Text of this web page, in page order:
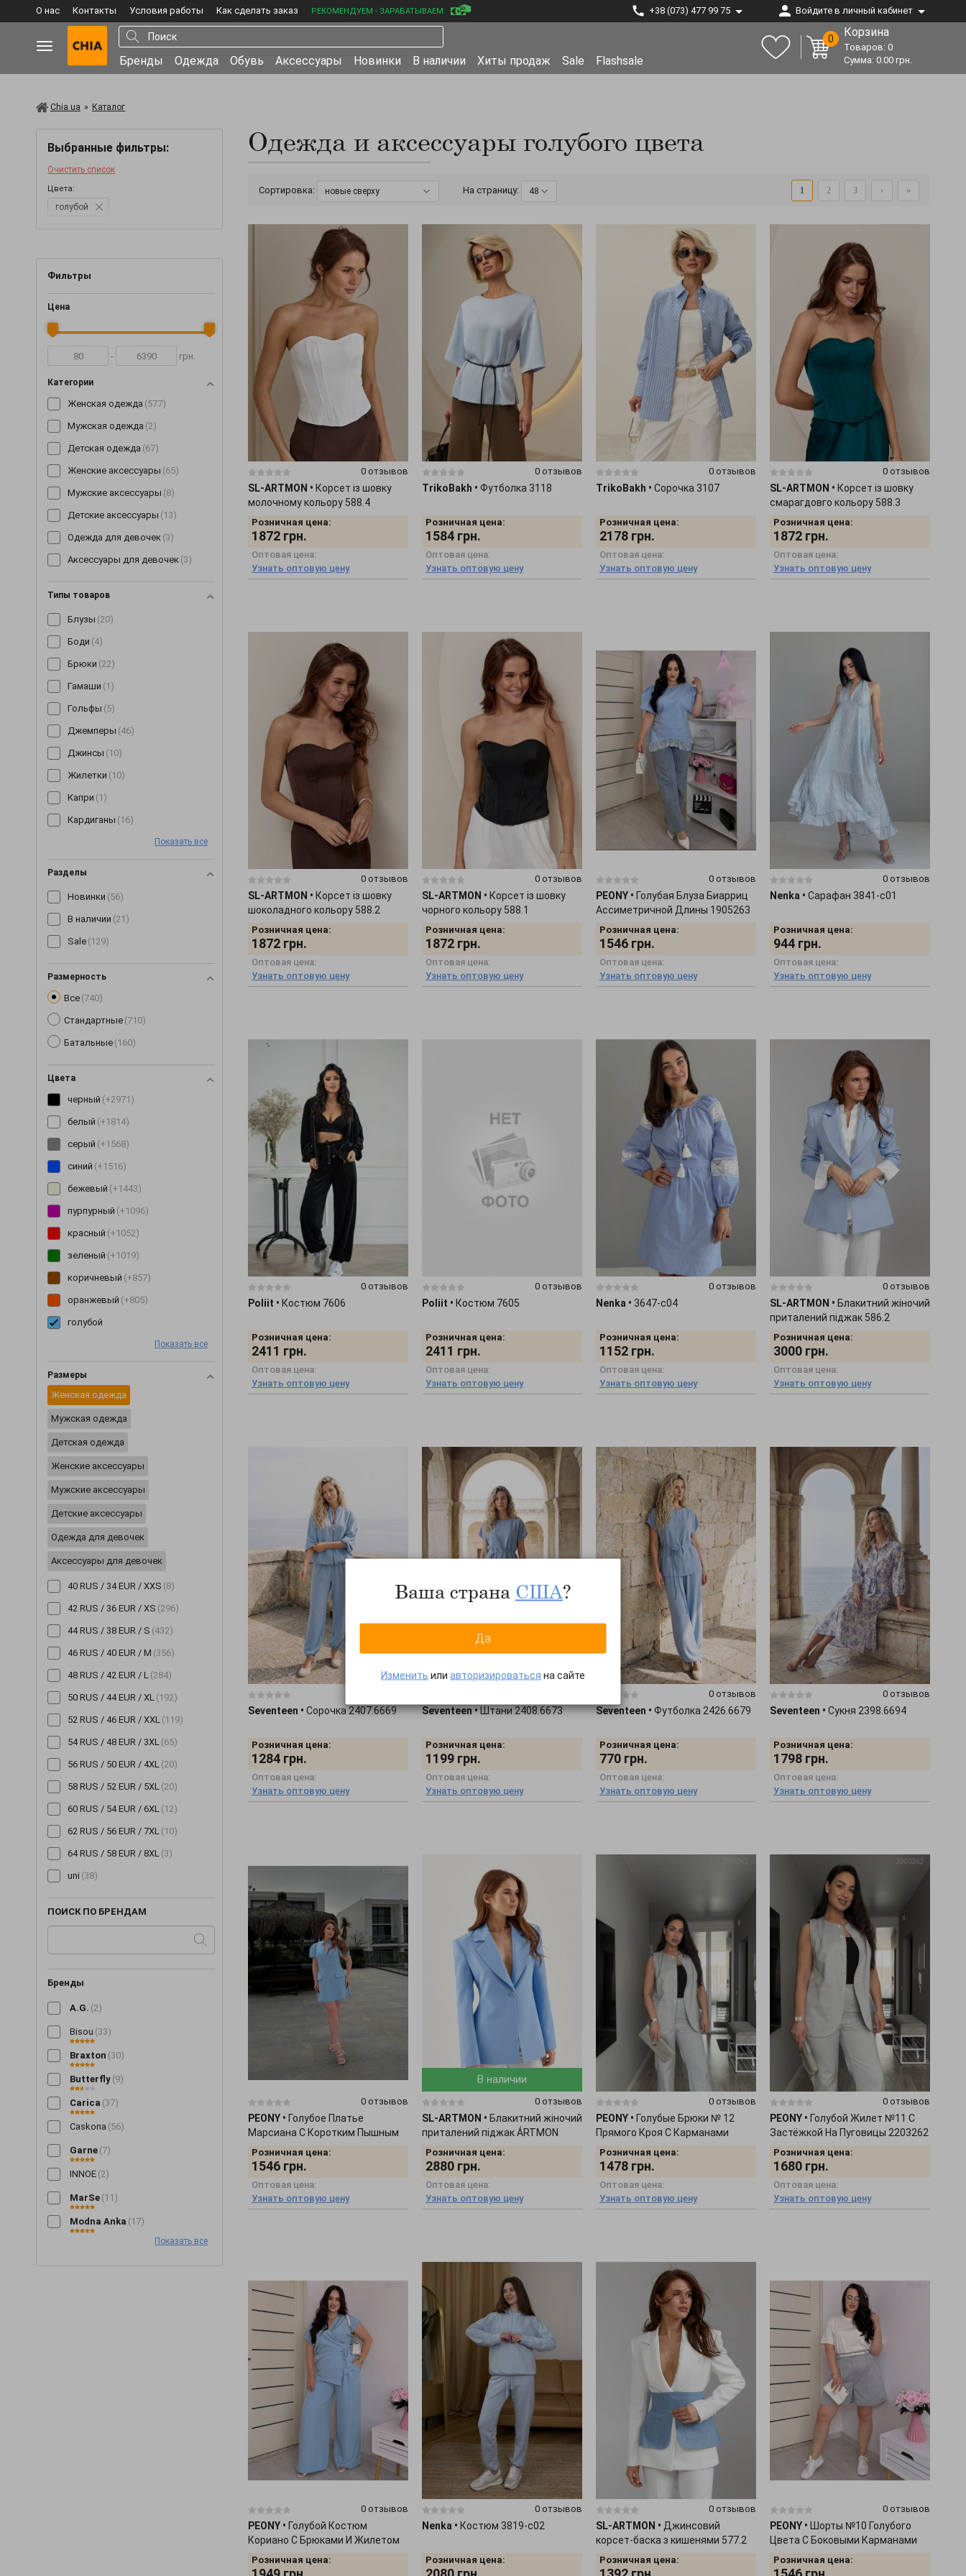
О нас Контакты Условия работы Как сделать заказ РЕКОМЕНДУЕМ - ЗАРАБАТЫВАЕМ +38 (073) 477 99 75 Войдите в личный кабинет
Бренды Одежда Обувь Аксессуары Новинки В наличии Хиты продаж Sale Flashsale
0 Корзина
Товаров: 0
Сумма: 0.00 грн.
Chia.ua » Каталог
Выбранные фильтры:
Очистить список
Цвета:
голубой
Фильтры
Цена
- грн.
Категории
Женская одежда (577)
Мужская одежда (2)
Детская одежда (67)
Женские аксессуары (65)
Мужские аксессуары (8)
Детские аксессуары (13)
Одежда для девочек (3)
Аксессуары для девочек (3)
Типы товаров
Блузы (20)
Боди (4)
Брюки (22)
Гамаши (1)
Гольфы (5)
Джемперы (46)
Джинсы (10)
Жилетки (10)
Капри (1)
Кардиганы (16)
Кофты(3)
Куртки (10)
Леггинсы (1)
Майки (4)
Нижнее белье(4)
Футболки
Худи (2)
Шали и шарфы
Шапки (53)
Шорты(9)
Юбки (15)
Показать все
Разделы
Новинки (56)
В наличии (21)
Sale (129)
Размерность
Все (740)
Стандартные (710)
Батальные (160)
Цвета
черный (+2971)
белый (+1814)
серый (+1568)
синий (+1516)
бежевый (+1443)
пурпурный (+1096)
красный (+1052)
зеленый (+1019)
коричневый (+857)
оранжевый (+805)
голубой
(+492)
Показать все
Размеры
Женская одежда
Мужская одежда
Детская одежда
Женские аксессуары
Мужские аксессуары
Детские аксессуары
Одежда для девочек
Аксессуары для девочек
40 RUS / 34 EUR / XXS (8)
42 RUS / 36 EUR / XS (296)
44 RUS / 38 EUR / S (432)
46 RUS / 40 EUR / M (356)
48 RUS / 42 EUR / L (284)
50 RUS / 44 EUR / XL (192)
52 RUS / 46 EUR / XXL (119)
54 RUS / 48 EUR / 3XL (65)
56 RUS / 50 EUR / 4XL (20)
58 RUS / 52 EUR / 5XL (20)
60 RUS / 54 EUR / 6XL (12)
62 RUS / 56 EUR / 7XL (10)
64 RUS / 58 EUR / 8XL (3)
uni (38)
ПОИСК ПО БРЕНДАМ
Бренды
A.G. (2)
Bisou (33)
Braxton (30)
Butterfly (9)
Carica (37)
Caskona (56)
Garne (7)
INNOE (2)
MarSe (11)
Modna Anka (17)
Olis-Style(3)
Показать все
Одежда и аксессуары голубого цвета
Сортировка: новые сверху На страницу: 48 1 2 3 › »
0 отзывов
SL-ARTMON • Корсет із шовку
молочному кольору 588.4
Розничная цена:
1872 грн.
Оптовая цена:
Узнать оптовую цену
0 отзывов
TrikoBakh • Футболка 3118
Розничная цена:
1584 грн.
Оптовая цена:
Узнать оптовую цену
0 отзывов
TrikoBakh • Сорочка 3107
Розничная цена:
2178 грн.
Оптовая цена:
Узнать оптовую цену
0 отзывов
SL-ARTMON • Корсет із шовку
смарагдовго кольору 588.3
Розничная цена:
1872 грн.
Оптовая цена:
Узнать оптовую цену
0 отзывов
SL-ARTMON • Корсет із шовку
шоколадного кольору 588.2
Розничная цена:
1872 грн.
Оптовая цена:
Узнать оптовую цену
0 отзывов
SL-ARTMON • Корсет із шовку
чорного кольору 588.1
Розничная цена:
1872 грн.
Оптовая цена:
Узнать оптовую цену
0 отзывов
PEONY • Голубая Блуза Биарриц
Ассиметричной Длины 1905263
Розничная цена:
1546 грн.
Оптовая цена:
Узнать оптовую цену
0 отзывов
Nenka • Сарафан 3841-c01
Розничная цена:
944 грн.
Оптовая цена:
Узнать оптовую цену
0 отзывов
Poliit • Костюм 7606
Розничная цена:
2411 грн.
Оптовая цена:
Узнать оптовую цену
0 отзывов
Poliit • Костюм 7605
Розничная цена:
2411 грн.
Оптовая цена:
Узнать оптовую цену
0 отзывов
Nenka • 3647-c04
Розничная цена:
1152 грн.
Оптовая цена:
Узнать оптовую цену
0 отзывов
SL-ARTMON • Блакитний жіночий
приталений піджак 586.2
Розничная цена:
3000 грн.
Оптовая цена:
Узнать оптовую цену
Seventeen • Сорочка 2407.6669
Розничная цена:
1284 грн.
Оптовая цена:
Узнать оптовую цену
Seventeen•Штани 2408.6673
Розничная цена:
1199 грн.
Оптовая цена:
Узнать оптовую цену
0 отзывов
Seventeen • Футболка 2426.6679
Розничная цена:
770 грн.
Оптовая цена:
Узнать оптовую цену
0 отзывов
Seventeen • Сукня 2398.6694
Розничная цена:
1798 грн.
Оптовая цена:
Узнать оптовую цену
0 отзывов
PEONY • Голубое Платье
Марсиана С Коротким Пышным
Рукавом 0204262
Розничная цена:
1546 грн.
Оптовая цена:
Узнать оптовую цену
В наличии
0 отзывов
SL-ARTMON • Блакитний жіночий
приталений піджак ÁRTMON
566.4
Розничная цена:
2880 грн.
Оптовая цена:
Узнать оптовую цену
0 отзывов
PEONY • Голубые Брюки № 12
Прямого Кроя С Карманами
2103262
Розничная цена:
1478 грн.
Оптовая цена:
Узнать оптовую цену
0 отзывов
PEONY • Голубой Жилет №11 С
Застёжкой На Пуговицы 2203262
Розничная цена:
1680 грн.
Оптовая цена:
Узнать оптовую цену
0 отзывов
PEONY • Голубой Костюм
Кориано С Брюками И Жилетом
2207253
Розничная цена:
0 отзывов
Nenka • Костюм 3819-c02
Розничная цена:
0 отзывов
SL-ARTMON • Джинсовий
корсет-баска з кишенями 577.2
Розничная цена:
0 отзывов
PEONY •
Шорты №10 Голубого
Цвета С Боковыми Карманами
0903263
Розничная цена:
Ваша страна США?
Да
Изменить или авторизироваться на сайте